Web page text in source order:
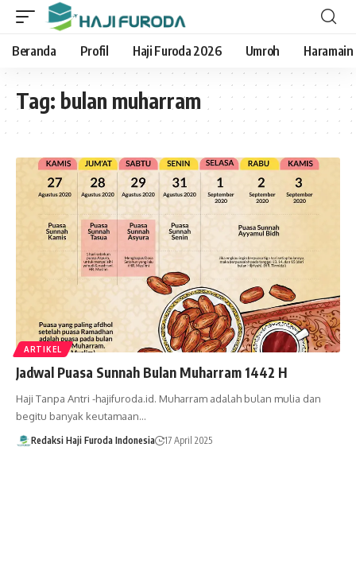
Beranda Profil Haji Furoda 2026 Umroh
Tag: bulan muharram
ARTIKEL
Jadwal Puasa Sunnah Bulan Muharram 1442 H
Haji Tanpa Antri -hajifuroda.id. Muharram adalah bulan mulia dan
begitu banyak keutamaan…
Redaksi Haji Furoda Indonesia 17 April 2025